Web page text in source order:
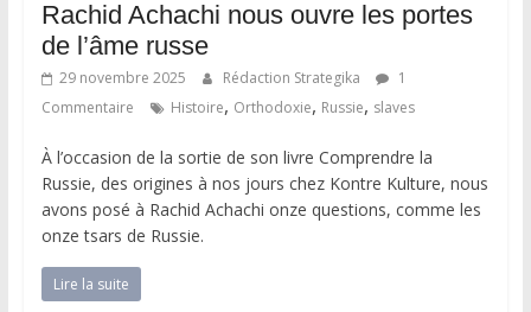
Rachid Achachi nous ouvre les portes
de l’âme russe
29 novembre 2025 Rédaction Strategika
1
Commentaire
Histoire, Orthodoxie, Russie, slaves
À l’occasion de la sortie de son livre Comprendre la
Russie, des origines à nos jours chez Kontre Kulture, nous
avons posé à Rachid Achachi onze questions, comme les
onze tsars de Russie.
Lire la suite